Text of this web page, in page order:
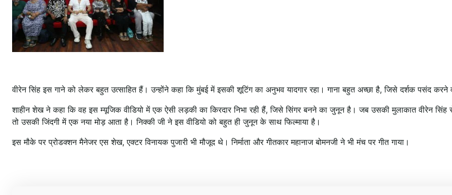
वीरेन सिंह इस गाने को लेकर बहुत उत्साहित हैं। उन्होंने कहा कि मुंबई में इसकी शूटिंग का अनुभव यादगार रहा। गाना बहुत अच्छा है, जिसे दर्शक पसंद करने
शाहीन शेख ने कहा कि वह इस म्यूजिक वीडियो में एक ऐसी लड़की का किरदार निभा रही हैं, जिसे सिंगर बनने का जुनून है। जब उसकी मुलाकात वीरेन सिंह
तो उसकी जिंदगी में एक नया मोड़ आता है। निक्की जी ने इस वीडियो को बहुत ही जुनून के साथ फिल्माया है।
इस मौके पर प्रोडक्शन मैनेजर एस शेख, एक्टर विनायक पुजारी भी मौजूद थे। निर्माता और गीतकार महानाज बोमनजी ने भी मंच पर गीत गाया।